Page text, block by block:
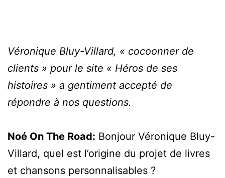
Véronique Bluy-Villard, « cocoonner de
clients » pour le site « Héros de ses
histoires » a gentiment accepté de
répondre à nos questions.
Noé On The Road: Bonjour Véronique Bluy-
Villard, quel est l’origine du projet de livres
et chansons personnalisables ?